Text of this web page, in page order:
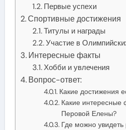
Первые успехи
Спортивные достижения
Титулы и награды
Участие в
Интересные факты
Хобби и увлечения
Вопрос-ответ:
Какие достижения
Какие интересные
Перовой Елены?
Где можно